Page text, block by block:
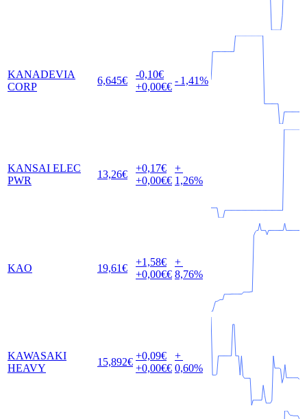
KANADEVIA
CORP
6,645€
-0,10€
+0,00€€
- 1,41%
KANSAI ELEC
PWR
13,26€
+0,17€
+0,00€€
+
1,26%
KAO 19,61€
+1,58€
+0,00€€
+
8,76%
KAWASAKI
HEAVY
15,892€
+0,09€
+0,00€€
+
0,60%